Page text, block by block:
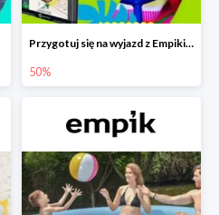
Przygotuj się na wyjazd z Empikiem - rabaty do -50%
50%